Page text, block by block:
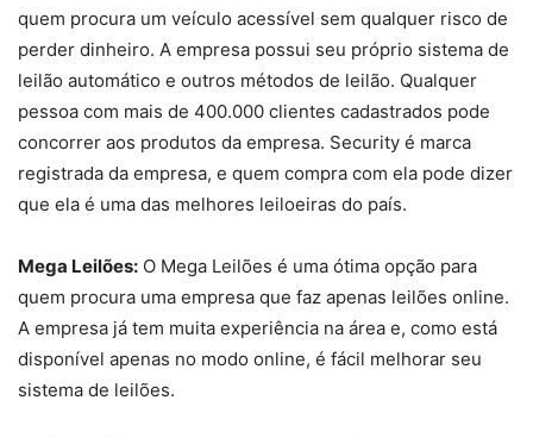
quem procura um veículo acessível sem qualquer risco de
perder dinheiro. A empresa possui seu próprio sistema de
leilão automático e outros métodos de leilão. Qualquer
pessoa com mais de 400.000 clientes cadastrados pode
concorrer aos produtos da empresa. Security é marca
registrada da empresa, e quem compra com ela pode dizer
que ela é uma das melhores leiloeiras do país.
Mega Leilões: O Mega Leilões é uma ótima opção para
quem procura uma empresa que faz apenas leilões online.
A empresa já tem muita experiência na área e, como está
disponível apenas no modo online, é fácil melhorar seu
sistema de leilões.